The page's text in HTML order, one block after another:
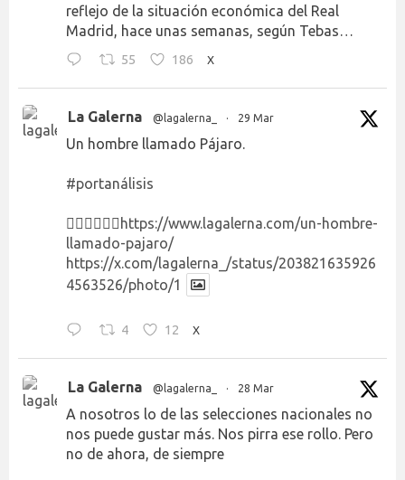
reflejo de la situación económica del Real
Madrid, hace unas semanas, según Tebas…
55 186 X
La Galerna @lagalerna_ · 29 Mar
Un hombre llamado Pájaro.
#portanálisis
👉🏻👉🏻👉🏻 https://www.lagalerna.com/un-hombre-
llamado-pajaro/
https://x.com/lagalerna_/status/203821635926
4563526/photo/1
4 12 X
La Galerna @lagalerna_ · 28 Mar
A nosotros lo de las selecciones nacionales no
nos puede gustar más. Nos pirra ese rollo. Pero
no de ahora, de siempre